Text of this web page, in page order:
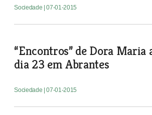
Sociedade | 07-01-2015
“Encontros” de Dora Maria
dia 23 em Abrantes
Sociedade | 07-01-2015